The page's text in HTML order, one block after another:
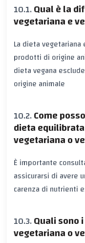
Qual è la
vegetariana e
La dieta
prodotti di origine
dieta vegana
origine animale
Come
dieta
vegetariana o
È importante
assicurarsi di avere
carenza di nutrienti
Quali sono
vegetariana o